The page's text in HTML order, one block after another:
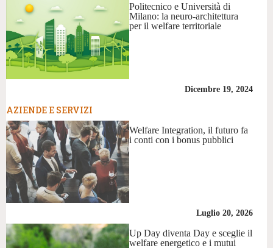
Politecnico e Università di
Milano: la neuro-architettura
per il welfare territoriale
Dicembre 19, 2024
AZIENDE E SERVIZI
Welfare Integration, il futuro fa
i conti con i bonus pubblici
Luglio 20, 2026
Up Day diventa Day e sceglie il
welfare energetico e i mutui